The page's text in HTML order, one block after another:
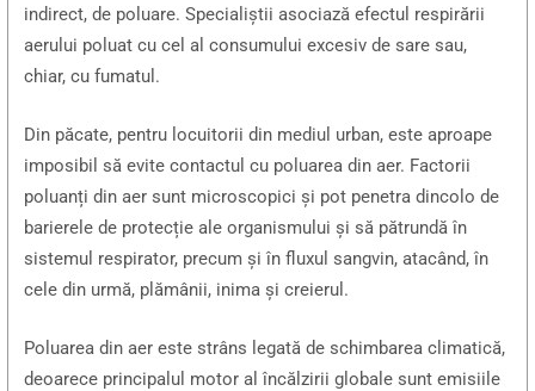
indirect, de poluare. Specialiștii asociază efectul respirării
aerului poluat cu cel al consumului excesiv de sare sau,
chiar, cu fumatul.
Din păcate, pentru locuitorii din mediul urban, este aproape
imposibil să evite contactul cu poluarea din aer. Factorii
poluanți din aer sunt microscopici și pot penetra dincolo de
barierele de protecție ale organismului și să pătrundă în
sistemul respirator, precum și în fluxul sangvin, atacând, în
cele din urmă, plămânii, inima și creierul.
Poluarea din aer este strâns legată de schimbarea climatică,
deoarece principalul motor al încălzirii globale sunt emisiile